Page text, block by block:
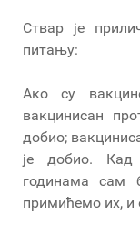
Ствар је
питању:
Ако су
вакцинисан
добио;
је добио. Кад
годинама сам
примићемо их, и